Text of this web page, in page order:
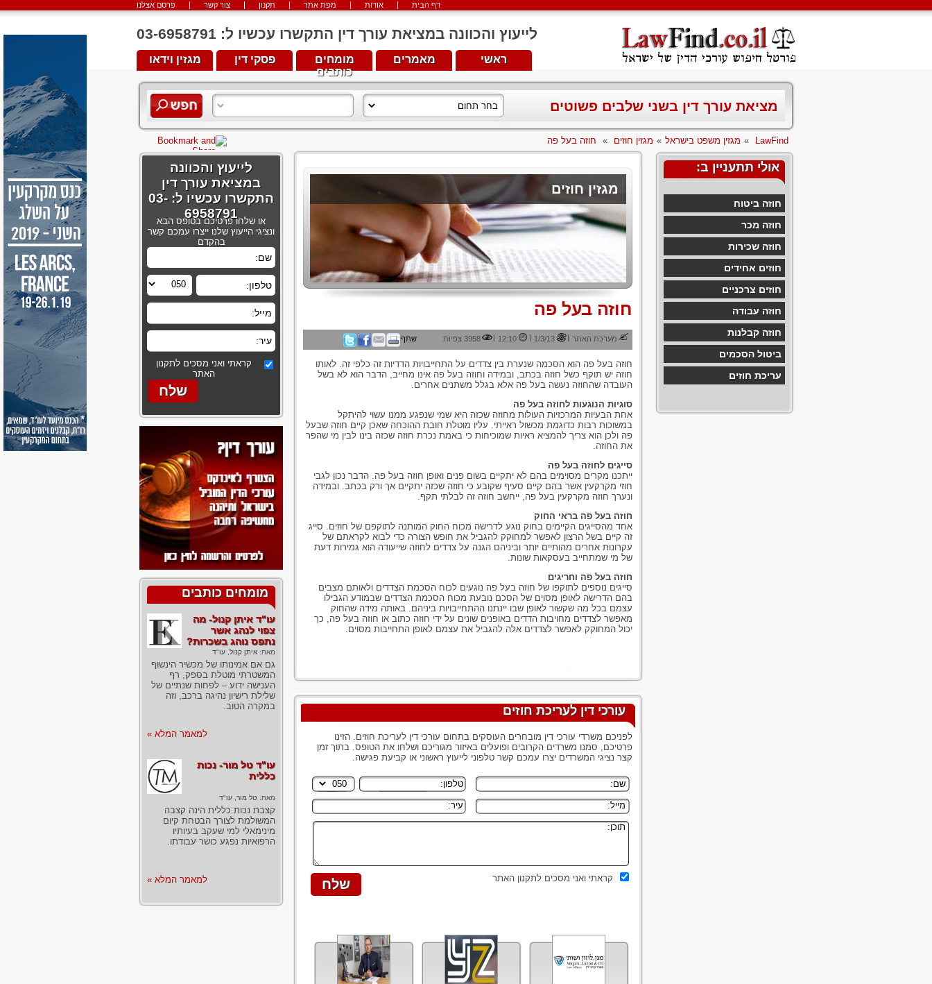
פרסם אצלנו צור קשר תקנון מפת אתר אודות דף הבית
לייעוץ והכוונה במציאת עורך דין התקשרו עכשיו ל: 03-6958791
מגזין וידאו פסקי דין
מומחים
כותבים
מאמרים ראשי
מציאת עורך דין בשני שלבים פשוטים
LawFind
» מגזין משפט בישראל » מגזין חוזים » חוזה בעל פה
אולי תתעניין ב:
חוזה ביטוח
חוזה מכר
חוזה שכירות
חוזים אחידים
חוזים צרכניים
חוזה עבודה
חוזה קבלנות
ביטול הסכמים
עריכת חוזים
מגזין חוזים
חוזה בעל פה
מערכת האתר |
1/3/13
|
12:10
| 3958 צפיות שתף
חוזה בעל פה הוא הסכמה שנערת בין צדדים על התחייבויות הדדיות זה כלפי זה. לאותו
חוזה יש תוקף כשל חוזה בכתב, ובמידה וחוזה בעל פה אינו מחייב, הדבר הוא לא בשל
העובדה שהחוזה נעשה בעל פה אלא בגלל משתנים אחרים.
סוגיות הנוגעות לחוזה בעל פה
אחת הבעיות המרכזיות העולות מחוזה שכזה היא שמי שנפגע ממנו עשוי להיתקל
במשוכות רבות כדוגמת מכשול ראייתי. עליו מוטלת חובת ההוכחה שאכן קיים חוזה שבעל
פה ולכן הוא צריך להמציא ראיות שמוכיחות כי באמת נכרת חוזה שכזה בינו לבין מי שהפר
את החוזה.
סייגים לחוזה בעל פה
ייתכנו מקרים מסוימים בהם לא יתקיים בשום פנים ואופן חוזה בעל פה. הדבר נכון לגבי
חוזי מקרקעין אשר בהם קיים סעיף שקובע כי חוזה שכזה יתקיים אך ורק בכתב. ובמידה
ונערך חוזה מקרקעין בעל פה, ייחשב חוזה זה לבלתי תקף.
חוזה בעל פה בראי החוק
אחד מהסייגים הקיימים בחוק נוגע לדרישה מכוח החוק המותנה לתוקפם של חוזים. סייג
זה קיים בשל הרצון לאפשר למחוקק להגביל את חופש הצורה כדי לבוא לקראתם של
עקרונות אחרים מהותיים יותר וביניהם הגנה על צדדים לחוזה שייעודה הוא גמירות דעת
של מי שמתחייב בעסקאות שונות.
חוזה בעל פה וחריגים
סייגים נוספים לתוקפו של חוזה בעל פה נוגעים לכוח הסכמת הצדדים ולאותם מצבים
בהם הדרישה לאופן מסוים של הסכם נובעת מכוח הסכמת הצדדים שבמודע הגבילו
עצמם בכל מה שקשור לאופן שבו יינתנו ההתחייבויות ביניהם. באותה מידה שהחוק
מאפשר לצדדים מחויבות הדדים באופנים שונים על ידי חוזה כתוב או חוזה בעל פה, כך
יכול המחוקק לאפשר לצדדים אלה להגביל את עצמם לאופן התחייבות מסוים.
עורכי דין לעריכת חוזים
לפניכם משרדי עורכי דין מובחרים העוסקים בתחום עורכי דין לעריכת חוזים. הזינו
פרטיכם, סמנו משרדים הקרובים ופועלים באיזור מגוריכם ושלחו את הטופס. בתוך זמן
קצר נציגי המשרדים יצרו עמכם קשר טלפוני לייעוץ ראשוני או קביעת פגישה.
קראתי ואני מסכים לתקנון האתר
לייעוץ והכוונה
במציאת עורך דין
התקשרו עכשיו ל: 03-
6958791
או שלחו פרטיכם בטופס הבא
ונציגי הייעוץ שלנו ייצרו עמכם קשר
בהקדם
קראתי ואני מסכים לתקנון
האתר
מומחים כותבים
עו"ד איתן קנול- מה
צפוי לנהג אשר
נתפס נוהג בשכרות?
מאת: איתן קנול, עו"ד
גם אם אמינותו של מכשיר הינשוף
המשטרתי מוטלת בספק, רף
הענישה ידוע – לפחות שנתיים של
שלילת רישיון נהיגה ברכב, וזה
במקרה הטוב.
למאמר המלא »
עו"ד טל מור- נכות
כללית
מאת: טל מור, עו"ד
קצבת נכות כללית הינה קצבה
המשולמת לצורך הבטחת קיום
מינימאלי למי שעקב בעיותיו
הרפואיות נפגע כושר עבודתו.
למאמר המלא »